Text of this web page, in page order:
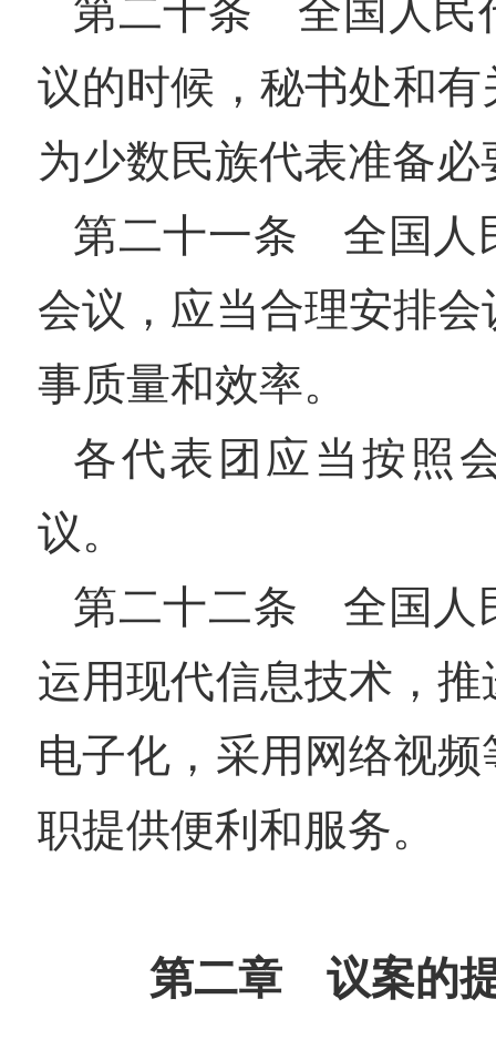
第二十条 全国人民
议的时候，秘书处和
为少数民族代表准备必
第二十一条 全国人
会议，应当合理安排
事质量和效率。
各代表团应当按照
议。
第二十二条 全国人
运用现代信息技术，
电子化，采用网络视
职提供便利和服务。
第二章 议案的